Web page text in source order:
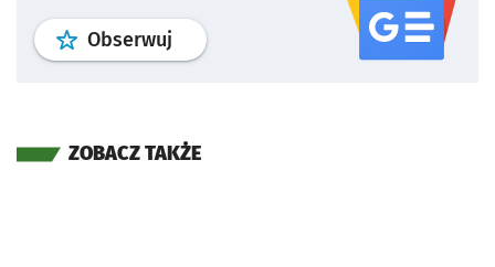
Obserwuj profil serwisu
ZOBACZ TAKŻE